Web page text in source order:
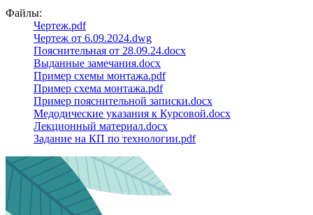
Файлы:
Чертеж.pdf
Чертеж от 6.09.2024.dwg
Пояснительная от 28.09.24.docx
Выданные замечания.docx
Пример схемы монтажа.pdf
Пример схема монтажа.pdf
Пример пояснительной записки.docx
Медодические указания к Курсовой.docx
Лекционный материал.docx
Задание на КП по технологии.pdf